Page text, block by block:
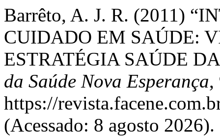
Barrêto, A. J. R. (2011)
CUIDADO EM SAÚDE:
ESTRATÉGIA SAÚDE
da Saúde Nova Esperança,
https://
(Acessado: 8 agosto 2026).